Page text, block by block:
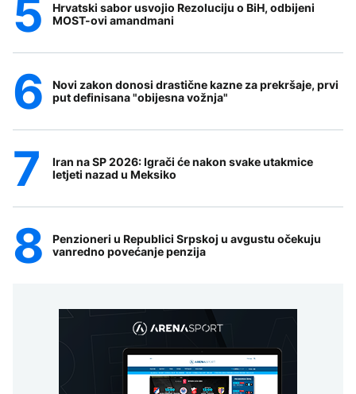
Hrvatski sabor usvojio Rezoluciju o BiH, odbijeni
MOST-ovi amandmani
Novi zakon donosi drastične kazne za prekršaje, prvi
put definisana "obijesna vožnja"
Iran na SP 2026: Igrači će nakon svake utakmice
letjeti nazad u Meksiko
Penzioneri u Republici Srpskoj u avgustu očekuju
vanredno povećanje penzija